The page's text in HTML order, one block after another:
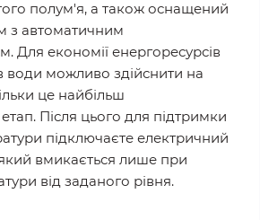
полум'я, а також оснащений
з автоматичним
Для економії енергоресурсів
води можливо здійснити на
це найбільш
Після цього для підтримки
підключаєте електричний
вмикається лише при
від заданого рівня.